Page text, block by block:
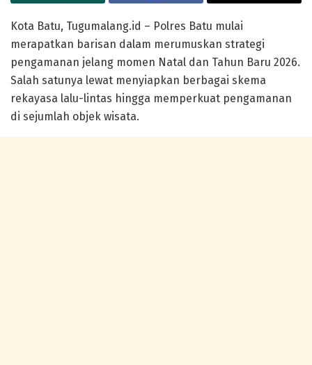
Kota Batu, Tugumalang.id – Polres Batu mulai
merapatkan barisan dalam merumuskan strategi
pengamanan jelang momen Natal dan Tahun Baru 2026.
Salah satunya lewat menyiapkan berbagai skema
rekayasa lalu-lintas hingga memperkuat pengamanan
di sejumlah objek wisata.